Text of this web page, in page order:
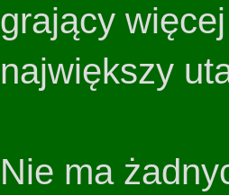
grający więcej
największy
Nie ma